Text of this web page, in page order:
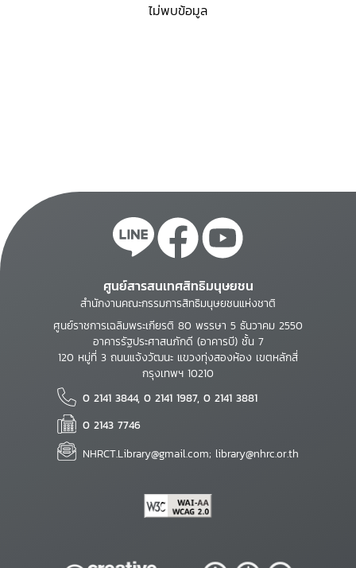
ไม่พบข้อมูล
ศูนย์สารสนเทศสิทธิมนุษยชน
สำนักงานคณะกรรมการสิทธิมนุษยชนแห่งชาติ
ศูนย์ราชการเฉลิมพระเกียรติ 80 พรรษา 5 ธันวาคม 2550
อาคารรัฐประศาสนภักดี (อาคารบี) ชั้น 7
120 หมู่ที่ 3 ถนนแจ้งวัฒนะ แขวงทุ่งสองห้อง เขตหลักสี่
กรุงเทพฯ 10210
0 2141 3844, 0 2141 1987, 0 2141 3881
0 2143 7746
NHRCT.Library@gmail.com; library@nhrc.or.th